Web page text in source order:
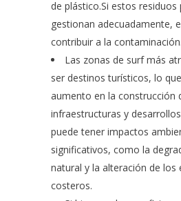
de plástico.Si estos residuos
gestionan adecuadamente,
contribuir a la contaminación.
Las zonas de surf más
ser destinos turísticos, lo
aumento en la construcción
infraestructuras y
puede tener impactos
significativos, como la
natural y la alteración de los
costeros.